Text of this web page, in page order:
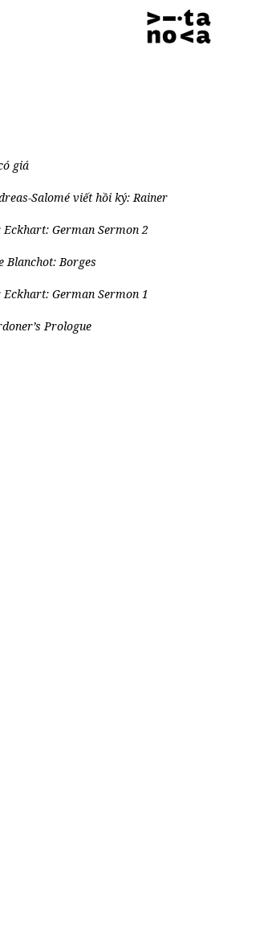
giá
Salomé viết hồi ký: Rainer
German Sermon 2
Blanchot: Borges
German Sermon 1
Prologue